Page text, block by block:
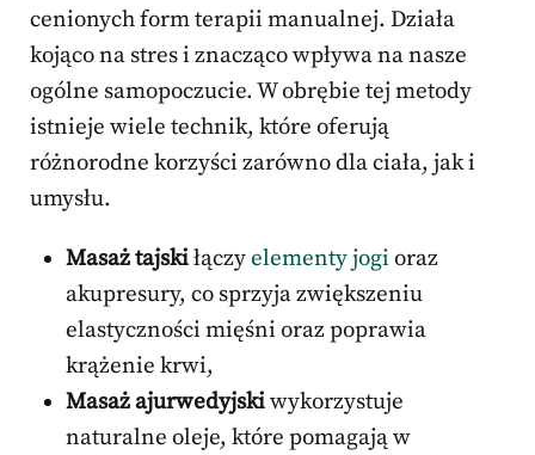
cenionych form terapii manualnej. Działa
kojąco na stres i znacząco wpływa na nasze
ogólne samopoczucie. W obrębie tej metody
istnieje wiele technik, które oferują
różnorodne korzyści zarówno dla ciała, jak i
umysłu.
Masaż tajskiłączyelementy jogi oraz
akupresury, co sprzyja zwiększeniu
elastyczności mięśni oraz poprawia
krążenie krwi,
Masaż ajurwedyjskiwykorzystuje
naturalne oleje, które pomagają w